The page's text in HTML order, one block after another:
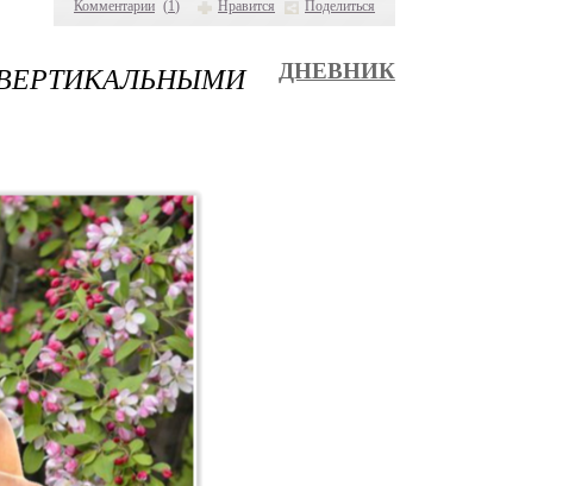
Комментарии (1) Нравится Поделиться
ДНЕВНИК